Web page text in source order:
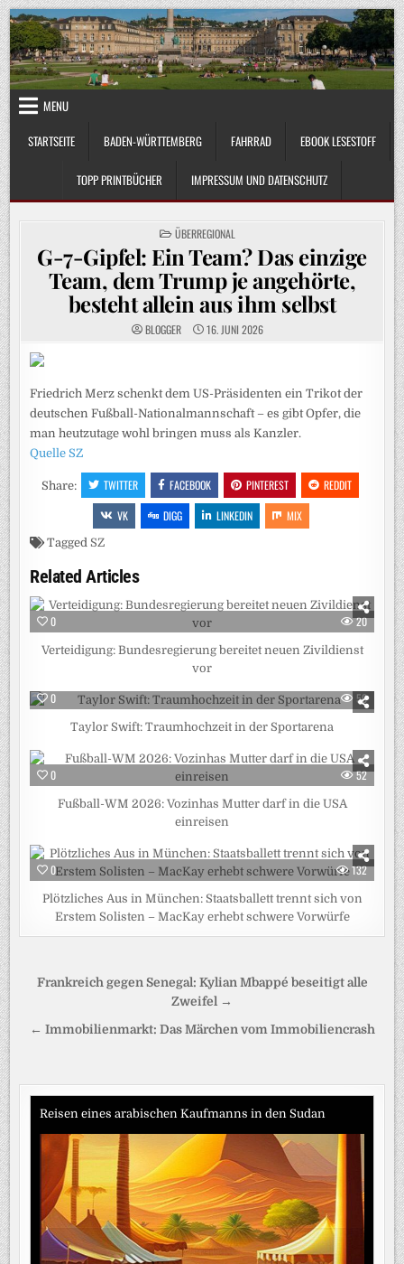
Skip
to
content
MENU
STARTSEITE
BADEN-WÜRTTEMBERG FAHRRAD EBOOK LESESTOFF
TOPP PRINTBÜCHER IMPRESSUM UND DATENSCHUTZ
POSTED
IN
ÜBERREGIONAL
G-7-Gipfel: Ein Team? Das einzige
Team, dem Trump je angehörte,
besteht allein aus ihm selbst
BLOGGER 16. JUNI 2026
Friedrich Merz schenkt dem US-Präsidenten ein Trikot der
deutschen Fußball-Nationalmannschaft – es gibt Opfer, die
man heutzutage wohl bringen muss als Kanzler.
Quelle SZ
Share: TWITTER FACEBOOK PINTEREST
REDDIT
VK
DIGG LINKEDIN MIX
Tagged SZ
Related Articles
0 20
Verteidigung: Bundesregierung bereitet neuen Zivildienst
vor
0 50
Taylor Swift: Traumhochzeit in der Sportarena
0 52
Fußball-WM 2026: Vozinhas Mutter darf in die USA
einreisen
0 132
Plötzliches Aus in München: Staatsballett trennt sich von
Erstem Solisten – MacKay erhebt schwere Vorwürfe
Beitragsnavigation
Frankreich gegen Senegal: Kylian Mbappé beseitigt alle
Zweifel →
← Immobilienmarkt: Das Märchen vom Immobiliencrash
Reisen eines arabischen Kaufmanns in den Sudan